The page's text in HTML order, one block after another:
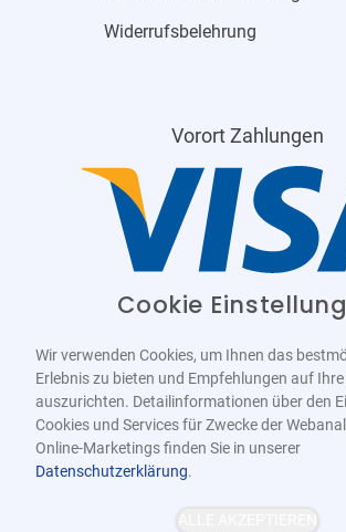
Widerrufsbelehrung
Vorort Zahlungen
WCAG-2.1-AA
Cookie
Wir verwenden Cookies, um Ihnen das
Erlebnis zu bieten und Empfehlungen auf
auszurichten. Detailinformationen über den
Cookies und Services für Zwecke der
Online-Marketings finden Sie in unserer
Datenschutzerklärung.
ALLE AKZEPTIEREN